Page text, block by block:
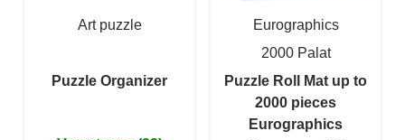
Art puzzle
Puzzle Organizer
Eurographics
2000 Palat
Puzzle Roll Mat up to
2000 pieces
Eurographics